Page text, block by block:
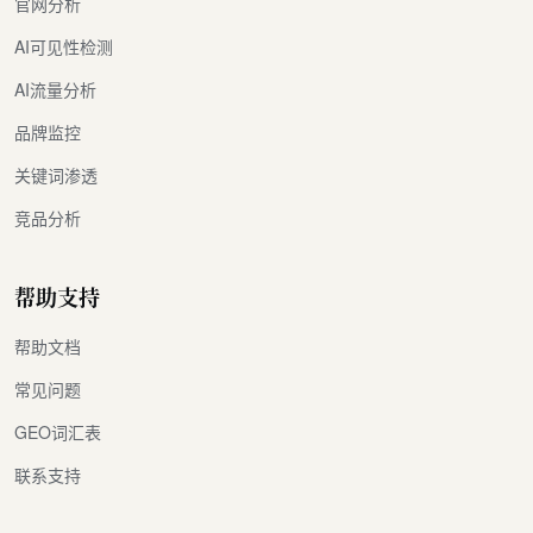
AI可见性检测
AI流量分析
品牌监控
关键词渗透
竞品分析
帮助支持
帮助文档
常见问题
GEO词汇表
联系支持